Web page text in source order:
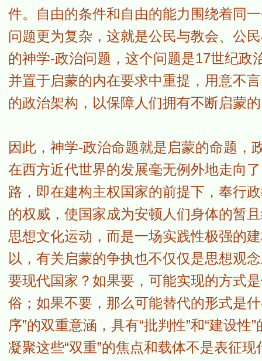
件。自由的条件和自由的能力围绕着同
问题更为复杂，这就是公民与教会、公
的神学-政治问题，这个问题是17世纪政
并置于启蒙的内在要求中重提，用意不
的政治架构，以保障人们拥有不断启蒙
因此，神学-政治命题就是启蒙的命题，
在西方近代世界的发展毫无例外地走向
路，即在建构主权国家的前提下，奉行
的权威，使国家成为安顿人们身体的暂
思想文化运动，而是一场实践性极强的
以，有关启蒙的争执也不仅仅是思想观
要现代国家？如果要，可能实现的方式
俗；如果不要，那么可能替代的形式是
序”的双重意涵，具有“批判性”和“建设性
凝聚这些“双重”的焦点和载体不是表征